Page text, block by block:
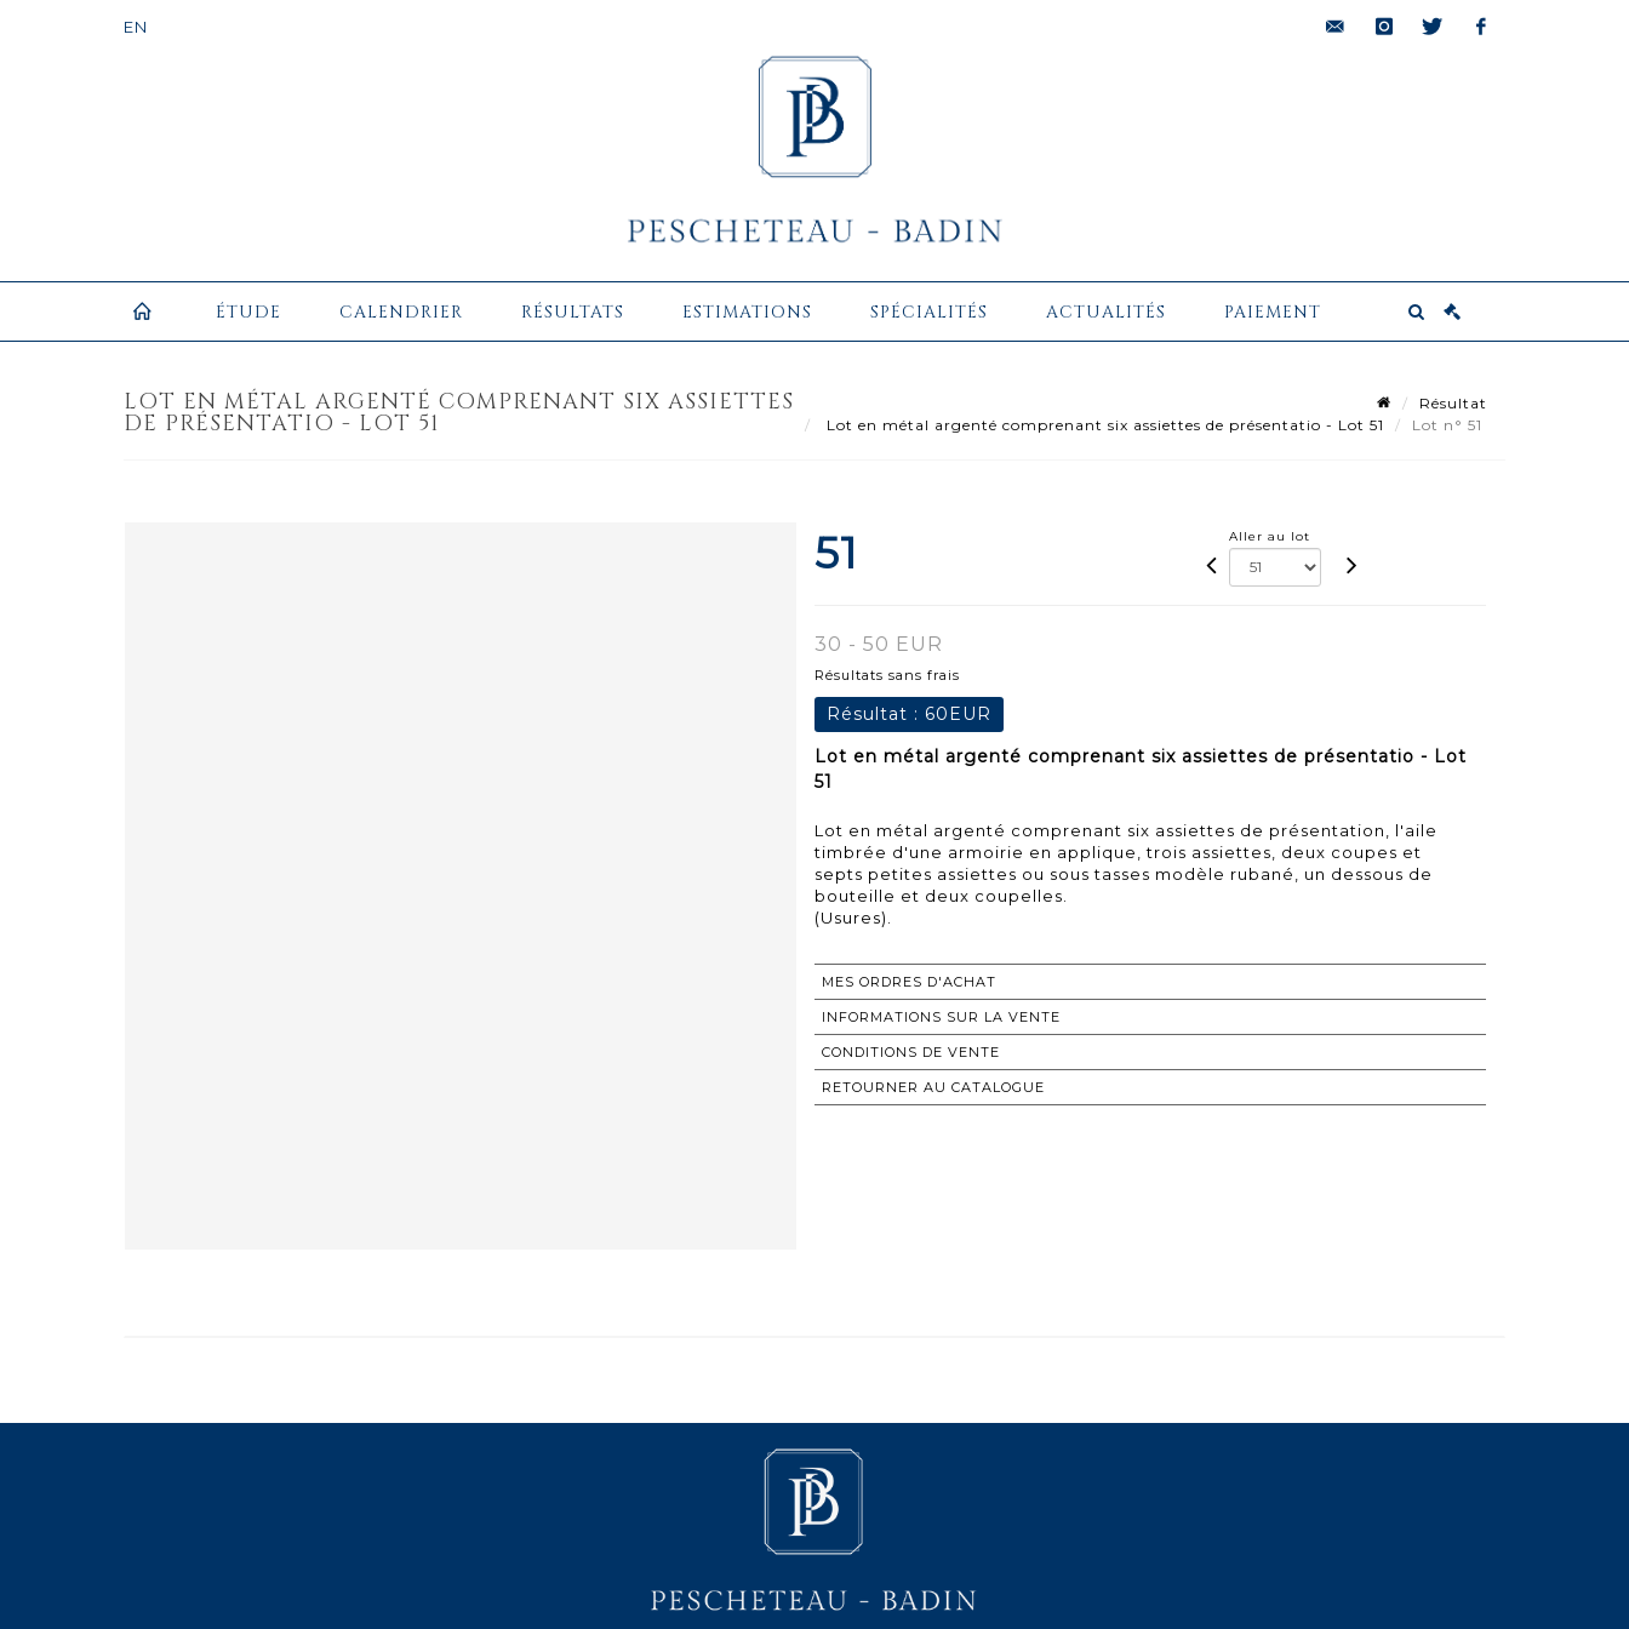
ÉTUDE CALENDRIER RÉSULTATS ESTIMATIONS SPÉCIALITÉS ACTUALITÉS PAIEMENT
LOT EN MÉTAL ARGENTÉ COMPRENANT SIX ASSIETTES
DE PRÉSENTATIO - LOT 51
Résultat
Lot en métal argenté comprenant six assiettes de présentatio - Lot 51
Lot n° 51
51 Aller au lot
30 - 50 EUR
Résultats sans frais
Résultat : 60EUR
Lot en métal argenté comprenant six assiettes de présentatio - Lot
51
Lot en métal argenté comprenant six assiettes de présentation, l'aile
timbrée d'une armoirie en applique, trois assiettes, deux coupes et
septs petites assiettes ou sous tasses modèle rubané, un dessous de
bouteille et deux coupelles.
(Usures).
MES ORDRES D'ACHAT
INFORMATIONS SUR LA VENTE
CONDITIONS DE VENTE
RETOURNER AU CATALOGUE